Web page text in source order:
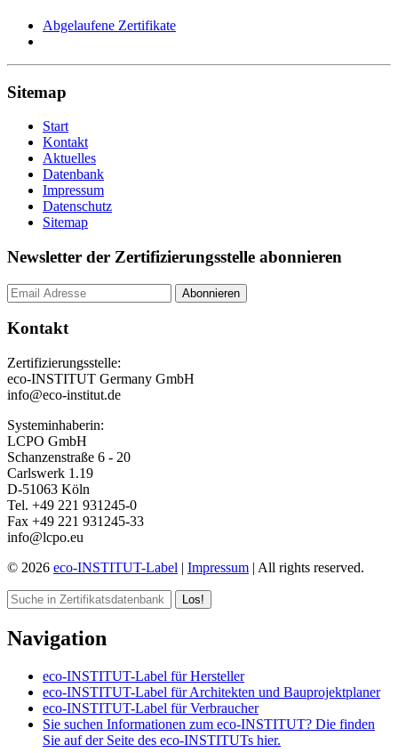
Abgelaufene Zertifikate
Sitemap
Start
Kontakt
Aktuelles
Datenbank
Impressum
Datenschutz
Sitemap
Newsletter der Zertifizierungsstelle abonnieren
Kontakt
Zertifizierungsstelle:
eco-INSTITUT Germany GmbH
info@eco-institut.de
Systeminhaberin:
LCPO GmbH
Schanzenstraße 6 - 20
Carlswerk 1.19
D-51063 Köln
Tel. +49 221 931245-0
Fax +49 221 931245-33
info@lcpo.eu
© 2026 eco-INSTITUT-Label | Impressum | All rights reserved.
Los!
Navigation
eco-INSTITUT-Label für Hersteller
eco-INSTITUT-Label für Architekten und Bauprojektplaner
eco-INSTITUT-Label für Verbraucher
Sie suchen Informationen zum eco-INSTITUT? Die finden
Sie auf der Seite des eco-INSTITUTs hier.